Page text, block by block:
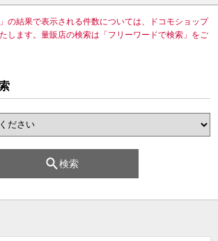
の結果で表示される件数については、ドコモショップ
します。量販店の検索は「フリーワードで検索」をご
検索